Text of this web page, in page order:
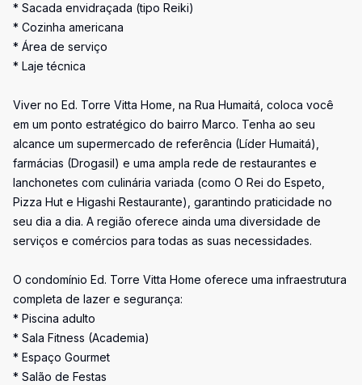
* Sacada envidraçada (tipo Reiki)
* Cozinha americana
* Área de serviço
* Laje técnica
Viver no Ed. Torre Vitta Home, na Rua Humaitá, coloca você
em um ponto estratégico do bairro Marco. Tenha ao seu
alcance um supermercado de referência (Líder Humaitá),
farmácias (Drogasil) e uma ampla rede de restaurantes e
lanchonetes com culinária variada (como O Rei do Espeto,
Pizza Hut e Higashi Restaurante), garantindo praticidade no
seu dia a dia. A região oferece ainda uma diversidade de
serviços e comércios para todas as suas necessidades.
O condomínio Ed. Torre Vitta Home oferece uma infraestrutura
completa de lazer e segurança:
* Piscina adulto
* Sala Fitness (Academia)
* Espaço Gourmet
* Salão de Festas